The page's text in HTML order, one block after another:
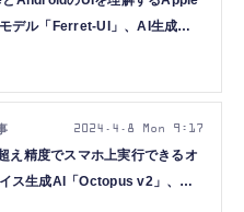
デル「Ferret-UI」、AI生成
（生成AIウィークリー）
え精度でスマホ上実行できるオ
ス生成AI「Octopus v2」、
2024.4.8 Mon 9:17